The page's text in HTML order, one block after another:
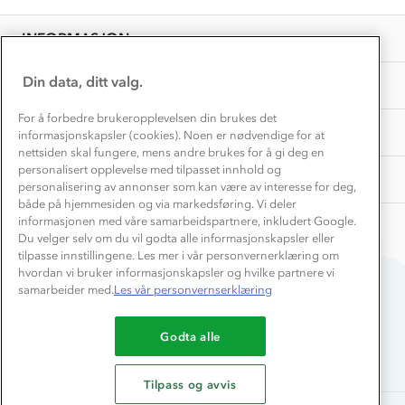
INFORMASJON
Presse
OM OSS
Samarbeide med oss?
TIPS OG RÅD
Store størrelser
Turmat oppskrifter
Beredskap
AKTIVITETER
Overnatte utendørs⛺
Leirskole 🥾
Barnehageansatt
Tips til hyttetur
Du betaler enkelt med
Din data, ditt valg.
For å forbedre brukeropplevelsen din brukes det
informasjonskapsler (cookies). Noen er nødvendige for at
nettsiden skal fungere, mens andre brukes for å gi deg en
personalisert opplevelse med tilpasset innhold og
personalisering av annonser som kan være av interesse for deg,
både på hjemmesiden og via markedsføring. Vi deler
informasjonen med våre samarbeidspartnere, inkludert Google.
Du velger selv om du vil godta alle informasjonskapsler eller
tilpasse innstillingene. Les mer i vår personvernerklæring om
hvordan vi bruker informasjonskapsler og hvilke partnere vi
samarbeider med.Les vår personvernserklæring
Godta alle
Tilpass og avvis